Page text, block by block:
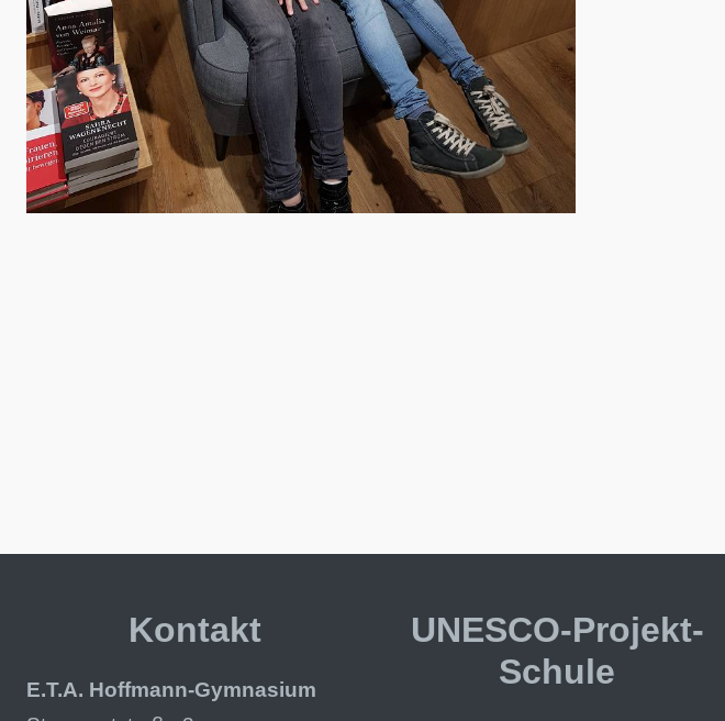
Kontakt
E.T.A. Hoffmann-Gymnasium
UNESCO-Projekt-
Schule